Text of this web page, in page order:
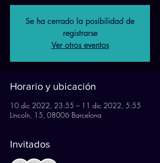
Se ha cerrado la posibilidad de
registrarse
Ver otros eventos
Horario y ubicación
10 dic 2022, 23:55 – 11 dic 2022, 5:55
Lincoln, 15, 08006 Barcelona
Invitados